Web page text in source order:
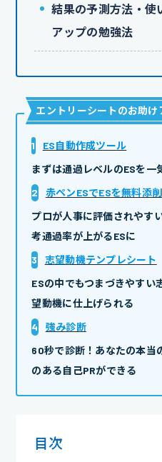
結果の予測方法・使
アップの勉強法
エントリーシートのお助け
1
ES自動作成ツール
まずは通過レベルのESを一
2
赤ペンESでESを無料添削
プロが人事に評価されやす
考通過率が上がるESに
3
志望動機テンプレシート
ESの中でもつまづきやすい
望動機に仕上げられる
4
強み診断
60秒で診断！あなたの本当
のある自己PRができる
目次